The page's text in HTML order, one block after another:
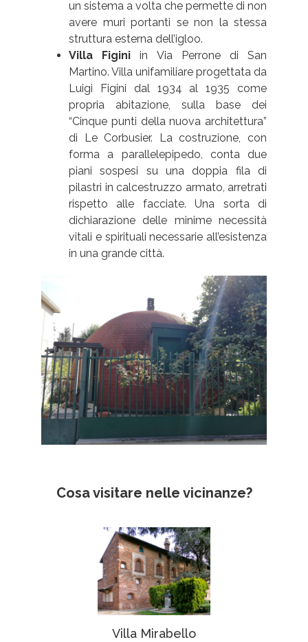
un sistema a volta che permette di non
avere muri portanti se non la stessa
struttura esterna dell’igloo.
Villa Figini in Via Perrone di San
Martino. Villa unifamiliare progettata da
Luigi Figini dal 1934 al 1935 come
propria abitazione, sulla base dei
“Cinque punti della nuova architettura”
di Le Corbusier. La costruzione, con
forma a parallelepipedo, conta due
piani sospesi su una doppia fila di
pilastri in calcestruzzo armato, arretrati
rispetto alle facciate. Una sorta di
dichiarazione delle minime necessità
vitali e spirituali necessarie all’esistenza
in una grande città.
Cosa visitare nelle vicinanze?
Villa Mirabello